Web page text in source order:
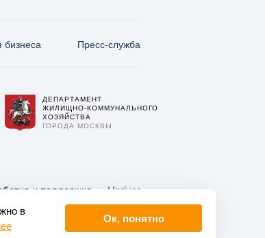
бизнеса Пресс-служба
ДЕПАРТАМЕНТ
ЖИЛИЩНО-КОММУНАЛЬНОГО
ХОЗЯЙСТВА
ГОРОДА МОСКВЫ
и поддержка — Upriver
в
Ок, понятно